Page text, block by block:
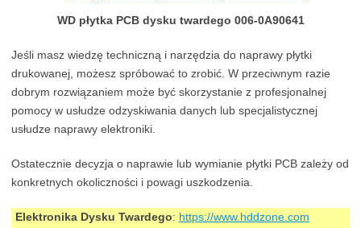
WD płytka PCB dysku twardego 006-0A90641
Jeśli masz wiedzę techniczną i narzędzia do naprawy płytki
drukowanej, możesz spróbować to zrobić. W przeciwnym razie
dobrym rozwiązaniem może być skorzystanie z profesjonalnej
pomocy w usłudze odzyskiwania danych lub specjalistycznej
usłudze naprawy elektroniki.
Ostatecznie decyzja o naprawie lub wymianie płytki PCB zależy od
konkretnych okoliczności i powagi uszkodzenia.
Elektronika Dysku Twardego: https://www.hddzone.com